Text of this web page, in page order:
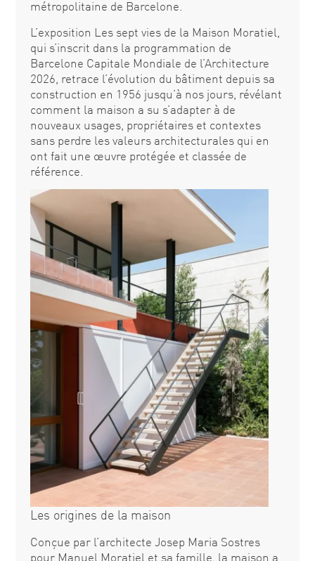
métropolitaine de Barcelone.
L’exposition Les sept vies de la Maison Moratiel,
qui s’inscrit dans la programmation de
Barcelone Capitale Mondiale de l’Architecture
2026, retrace l’évolution du bâtiment depuis sa
construction en 1956 jusqu’à nos jours, révélant
comment la maison a su s’adapter à de
nouveaux usages, propriétaires et contextes
sans perdre les valeurs architecturales qui en
ont fait une œuvre protégée et classée de
référence.
Les origines de la maison
Conçue par l’architecte Josep Maria Sostres
pour Manuel Moratiel et sa famille, la maison a